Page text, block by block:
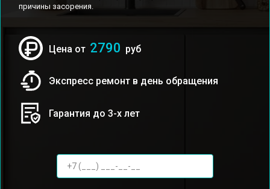
причины засорения.
Цена от 2790 руб
Экспресс ремонт в день обращения
Гарантия до 3-х лет